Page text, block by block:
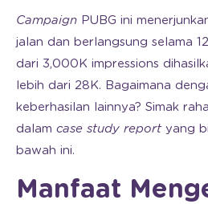
Campaign PUBG ini
jalan dan berlangsung selama
dari 3,000K impressions
lebih dari 28K. Bagaimana
keberhasilan lainnya? Simak
dalam case study reportyang
bawah ini.
Manfaat